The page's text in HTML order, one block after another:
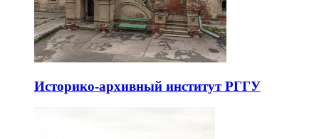
Историко-архивный институт РГГУ